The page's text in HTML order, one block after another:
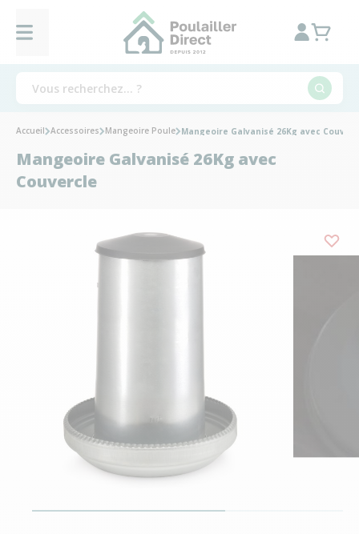
Accueil Accessoires Mangeoire Poule Mangeoire Galvanisé 26Kg avec
Mangeoire Galvanisé 26Kg avec
Couvercle